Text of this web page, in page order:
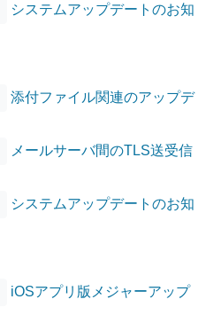
システムアップデートのお知
添付ファイル関連のアップデ
メールサーバ間のTLS送受信
システムアップデートのお知
iOSアプリ版メジャーアップ